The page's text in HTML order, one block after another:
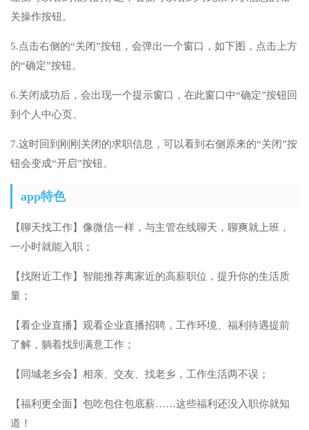
关操作按钮。
5.点击右侧的“关闭”按钮，会弹出一个窗口，如下图，点击上方
的“确定”按钮。
6.关闭成功后，会出现一个提示窗口，在此窗口中“确定”按钮回
到个人中心页。
7.这时回到刚刚关闭的求职信息，可以看到右侧原来的“关闭”按
钮会变成“开启”按钮。
app特色
【聊天找工作】像微信一样，与主管在线聊天，聊爽就上班，
一小时就能入职；
【找附近工作】智能推荐离家近的高薪职位，提升你的生活质
量；
【看企业直播】观看企业直播招聘，工作环境、福利待遇提前
了解，躺着找到满意工作；
【同城老乡会】相亲、交友、找老乡，工作生活两不误；
【福利更全面】包吃包住包底薪……这些福利还没入职你就知
道！